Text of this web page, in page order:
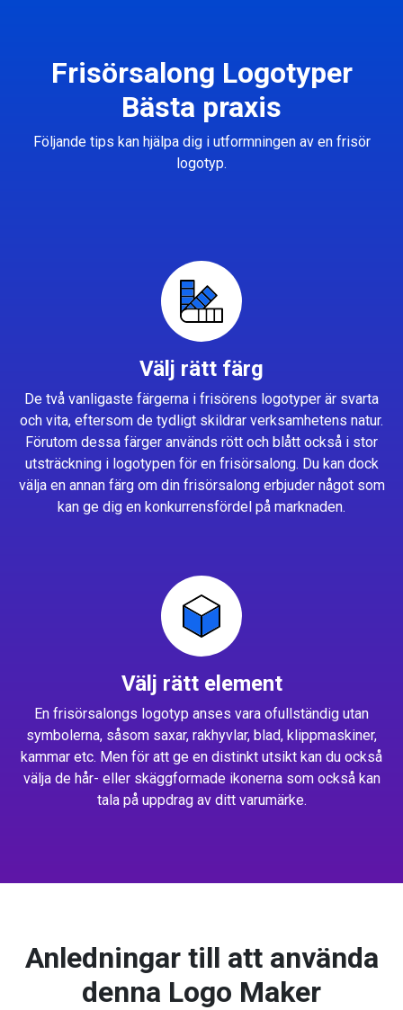
Frisörsalong Logotyper
Bästa praxis
Följande tips kan hjälpa dig i utformningen av en frisör
logotyp.
Välj rätt färg
De två vanligaste färgerna i frisörens logotyper är svarta
och vita, eftersom de tydligt skildrar verksamhetens natur.
Förutom dessa färger används rött och blått också i stor
utsträckning i logotypen för en frisörsalong. Du kan dock
välja en annan färg om din frisörsalong erbjuder något som
kan ge dig en konkurrensfördel på marknaden.
Välj rätt element
En frisörsalongs logotyp anses vara ofullständig utan
symbolerna, såsom saxar, rakhyvlar, blad, klippmaskiner,
kammar etc. Men för att ge en distinkt utsikt kan du också
välja de hår- eller skäggformade ikonerna som också kan
tala på uppdrag av ditt varumärke.
Anledningar till att använda
denna Logo Maker